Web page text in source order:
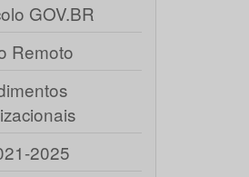
GOV.BR
Remoto
2025